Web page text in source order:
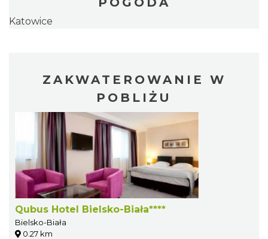
Katowice
ZAKWATEROWANIE W
POBLIŻU
Qubus Hotel Bielsko-Biała****
Bielsko-Biała
0.27 km